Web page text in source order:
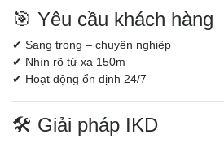
🎯 Yêu cầu khách hàng
✔ Sang trọng – chuyên nghiệp
✔ Nhìn rõ từ xa 150m
✔ Hoạt động ổn định 24/7
🛠️ Giải pháp IKD